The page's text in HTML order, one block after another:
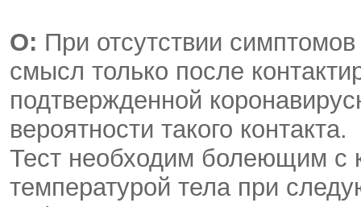
О: При отсутствии
смысл только после
подтвержденной
вероятности такого контакта.
Тест необходим болеющим
температурой тела при